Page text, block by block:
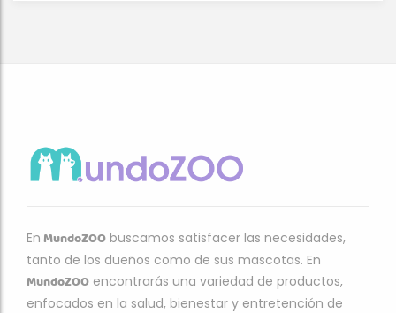
En MundoZOO buscamos satisfacer las necesidades,
tanto de los dueños como de sus mascotas. En
MundoZOO encontrarás una variedad de productos,
enfocados en la salud, bienestar y entretención de